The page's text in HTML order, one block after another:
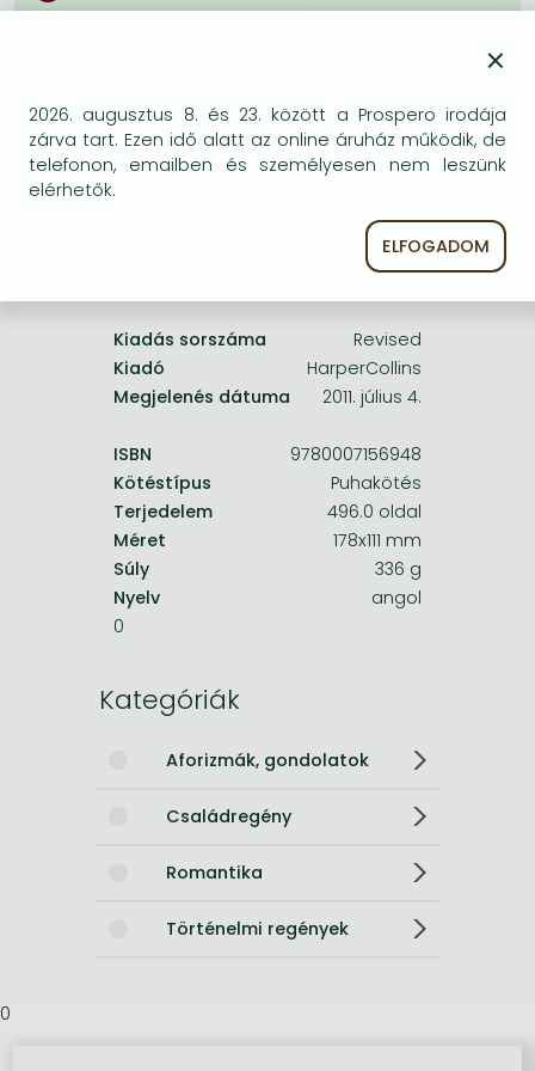
Frieren manga
ügyfélszolgálatunkhoz!
Kiadás sorszáma
Revised
Kiadó
HarperCollins
Megjelenés dátuma
2011. július 4.
ISBN
9780007156948
Kötéstípus
Puhakötés
Terjedelem
496.0 oldal
Méret
178x111 mm
Súly
336 g
Nyelv
angol
0
Kategóriák
Aforizmák, gondolatok
Családregény
Romantika
Történelmi regények
0
×
2026. augusztus 8. és 23. között a Prospero irodája
zárva tart. Ezen idő alatt az online áruház működik, de
telefonon, emailben és személyesen nem leszünk
elérhetők.
ELFOGADOM